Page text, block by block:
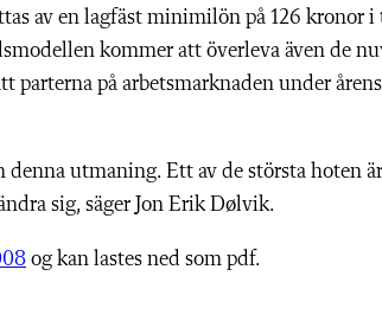
av en lagfäst minimilön på 126 kronor
kommer att överleva även de
parterna på arbetsmarknaden under
utmaning. Ett av de största hoten
sig, säger Jon Erik Dølvik.
og kan lastes ned som pdf.